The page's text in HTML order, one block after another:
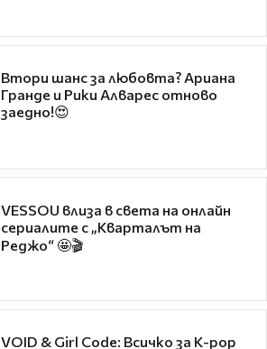
Втори шанс за любовта? Ариана
Гранде и Рики Алварес отново
заедно!😍
VESSOU влиза в света на онлайн
сериалите с „Кварталът на
Реджо“ 🤩🎬
VOID & Girl Code: Всичко за K-pop